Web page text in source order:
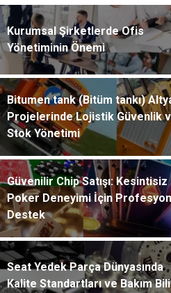
Kurumsal Şirketlerde Ofis
Yönetiminin Önemi
Bitumen tank (Bitüm tankı)
Projelerinde Lojistik Güvenlik
Stok Yönetimi
Güvenilir Chip Satışı: Kesintisiz
Poker Deneyimi İçin
Destek
Seat Yedek Parça Dünyasında
Kalite Standartları ve Bakım